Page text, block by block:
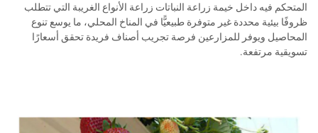
المتحكم فيه داخل خيمة زراعة النباتات زراعة الأنواع الغريبة التي تتطلب
ظروفًا بيئية محددة غير متوفرة طبيعيًّا في المناخ المحلي، ما يوسع تنوع
المحاصيل ويوفر للمزارعين فرصة تجريب أصناف فريدة تحقق أسعارًا
تسويقية مرتفعة.